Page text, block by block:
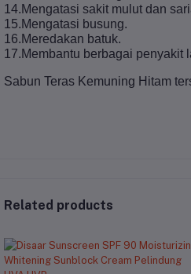
14.Mengatasi sakit mulut dan
15.Mengatasi busung.
16.Meredakan batuk.
17.Membantu berbagai penyakit
Sabun Teras Kemuning Hitam
Related products